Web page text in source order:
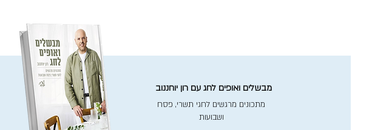
מבשלים ואופים לחג עם רון יוחננוב
מתכונים מרגשים לחגי תשרי, פסח
ושבועות